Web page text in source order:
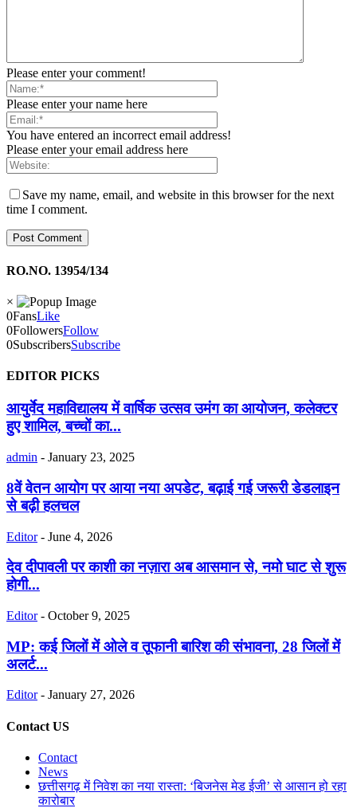
Please enter your comment!
Please enter your name here
You have entered an incorrect email address!
Please enter your email address here
Save my name, email, and website in this browser for the next
time I comment.
RO.NO. 13954/134
×
0FansLike
0FollowersFollow
0SubscribersSubscribe
EDITOR PICKS
आयुर्वेद महाविद्यालय में वार्षिक उत्सव उमंग का आयोजन, कलेक्टर
हुए शामिल, बच्चों का...
admin - January 23, 2025
8वें वेतन आयोग पर आया नया अपडेट, बढ़ाई गई जरूरी डेडलाइन
से बढ़ी हलचल
Editor - June 4, 2026
देव दीपावली पर काशी का नज़ारा अब आसमान से, नमो घाट से शुरू
होगी...
Editor - October 9, 2025
MP: कई जिलों में ओले व तूफानी बारिश की संभावना, 28 जिलों में
अलर्ट...
Editor - January 27, 2026
Contact US
Contact
News
छत्तीसगढ़ में निवेश का नया रास्ता: ‘बिजनेस मेड ईजी’ से आसान हो रहा
कारोबार